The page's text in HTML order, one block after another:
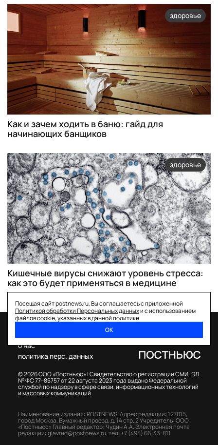
здоровье
Как и зачем ходить в баню: гайд для
начинающих банщиков
здоровье
Кишечные вирусы снижают уровень стресса:
как это будет применяться в медицине
Посещая сайт postnews.ru, Вы соглашаетесь с приложенной
Политикой обработки Персональных данныхи с использованием
файлов cookie, указанных в данной политике.
ОК
© 2026 ООО «Постньюс» |Свидетельство о регистрации СМИ: ЭЛ
№ ФС 77–85757 от 22 августа 2023 года выдано Федеральной
службой по надзору в сфере связи, информационных технологий
и массовых коммуникаций
о нас
политика перс. данных
Наименование издания: POSTNEWS,Адрес редакции: 127015,
город Москва, Бумажный проезд, д. 14 стр. 2Учредитель: ООО
«Постньюс» Главный редактор: Чудин А.А.Электронная почта
редакции:glavred@postnews.ru,тел. +7 (495) 66-33-811